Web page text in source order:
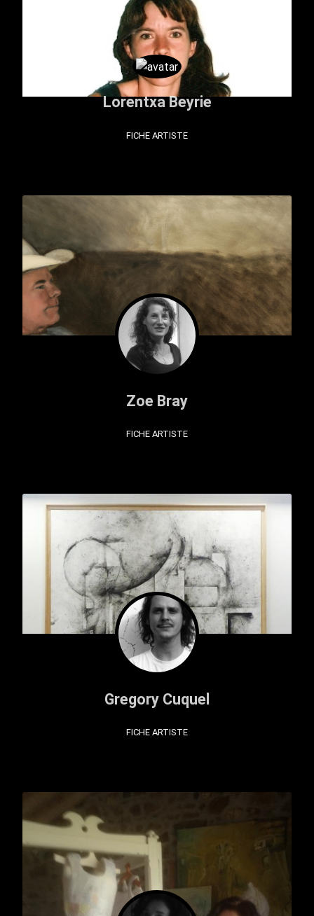
Lorentxa Beyrie
FICHE ARTISTE
Zoe Bray
FICHE ARTISTE
Gregory Cuquel
FICHE ARTISTE